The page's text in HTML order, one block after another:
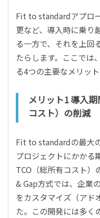
Fit to standardアプロ
更など、導入時に乗り
る一方で、それを上回
たらします。ここでは
る4つの主要なメリッ
メリット1 導入
コスト）の削減
Fit to standardの最大
プロジェクトにかかる
TCO（総所有コスト）
& Gap方式では、企業
をカスタマイズ（アド
た。この開発には多く